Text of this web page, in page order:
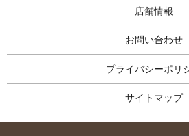
店舗情報
お問い合わせ
プライバシーポリ
サイトマップ